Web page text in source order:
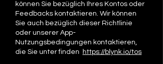
können Sie bezüglich Ihres Kontos oder
Feedbacks kontaktieren. Wir können
Sie auch bezüglich dieser Richtlinie
oder unserer App-
Nutzungsbedingungen kontaktieren,
die Sie unter finden
https://blynk.io/tos